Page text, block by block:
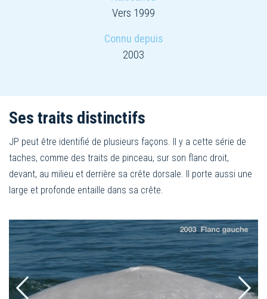
Vers 1999
Connu depuis
2003
Ses traits distinctifs
JP peut être identifié de plusieurs façons. Il y a cette série de
taches, comme des traits de pinceau, sur son flanc droit,
devant, au milieu et derrière sa crête dorsale. Il porte aussi une
large et profonde entaille dans sa crête.